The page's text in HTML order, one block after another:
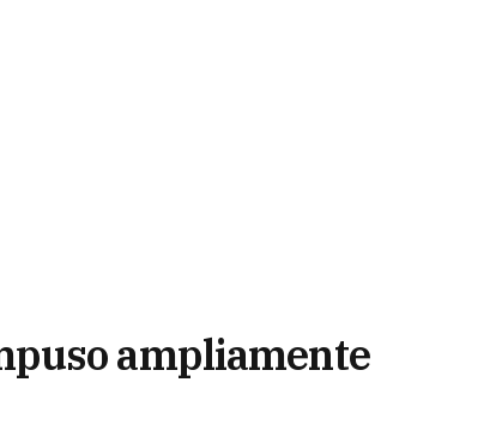
ampliamente